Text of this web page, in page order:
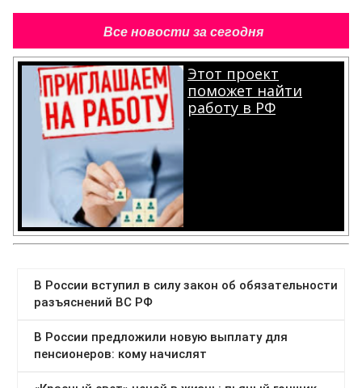
Все новости за сегодня
Этот проект
поможет найти
работу в РФ
.